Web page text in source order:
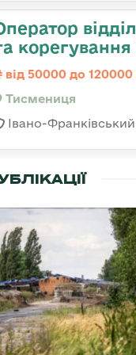
від 50000 до 120000
Тисмениця
Івано-